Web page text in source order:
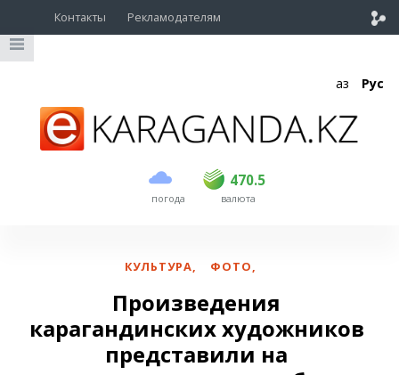
Контакты Рекламодателям
Қаз Рус
погода
470.5
USD 468.5 470.5
EUR валюта
КУЛЬТУРА, ФОТО,
Произведения
карагандинских художников
представили на